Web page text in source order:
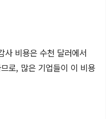
비용은 수천 달러에서
로, 많은 기업들이 이 비용